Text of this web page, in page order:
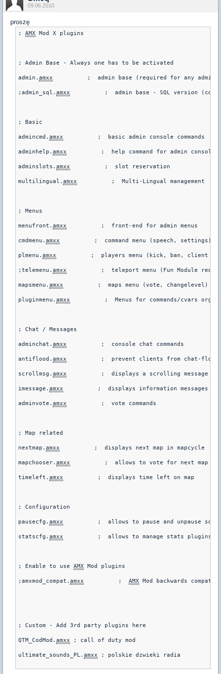
09.06.2010
proszę
; AMX Mod X plugins
; Admin Base - Always one has to be activated
admin. amxx
;  admin base (required for any
;admin_sql. amxx
;  admin base - SQL version
; Basic
admincmd. amxx
          ;  basic admin console commands
adminhelp. amxx
;  help command for admin
adminslots. amxx
          ;  slot reservation
multilingual. amxx
          ;  Multi-Lingual management
; Menus
menufront. amxx
          ;  front-end for admin menus
cmdmenu. amxx
;  command menu (speech,
plmenu. amxx
;  players menu (kick, ban,
;telemenu. amxx
;  teleport menu (Fun Module
mapsmenu. amxx
          ;  maps menu (vote, changelevel)
pluginmenu. amxx
;  Menus for commands/cvars
; Chat / Messages
adminchat. amxx
          ;  console chat commands
antiflood. amxx
;  prevent clients from chat-
scrollmsg. amxx
          ;  displays a scrolling message
imessage. amxx
          ;  displays information messages
adminvote. amxx
          ;  vote commands
; Map related
nextmap. amxx
;  displays next map in
mapchooser. amxx
;  allows to vote for next
timeleft. amxx
          ;  displays time left on map
; Configuration
pausecfg. amxx
;  allows to pause and unpause
statscfg. amxx
;  allows to manage stats plugins
; Enable to use AMX Mod plugins
;amxmod_compat. amxx
          ;
AMX Mod backwards
; Custom - Add 3rd party plugins here
QTM_CodMod. amxx ; call of duty mod
ultimate_sounds_PL. amxx ; polskie dzwieki radia